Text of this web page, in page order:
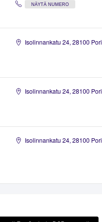
NÄYTÄ NUMERO
Isolinnankatu 24, 28100 Pori
Isolinnankatu 24, 28100 Pori
Isolinnankatu 24, 28100 Pori